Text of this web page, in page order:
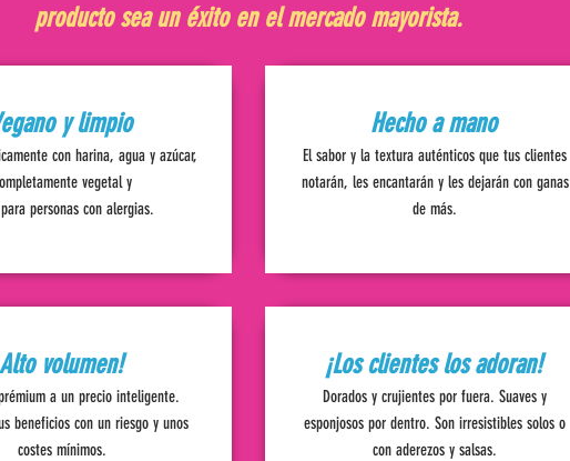
producto sea un éxito en el mercado mayorista.
y limpio
con harina, agua y azúcar,
vegetal y
personas con alergias.
volumen!
a un precio inteligente.
beneficios con un riesgo y unos
costes mínimos.
Hecho a mano
El sabor y la textura auténticos que tus clientes
notarán, les encantarán y les dejarán con ganas
de más.
¡Los clientes los adoran!
Dorados y crujientes por fuera. Suaves y
esponjosos por dentro. Son irresistibles solos o
con aderezos y salsas.